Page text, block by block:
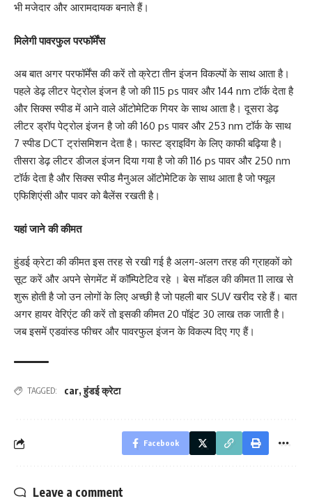
भी मजेदार और आरामदायक बनाते हैं।
मिलेगी पावरफुल परफॉर्मेंस
अब बात अगर परफॉर्मेंस की करें तो क्रेटा तीन इंजन विकल्पों के साथ आता है।
पहले डेढ़ लीटर पेट्रोल इंजन है जो की 115 ps पावर और 144 nm टॉर्क देता है
और सिक्स स्पीड में आने वाले ऑटोमेटिक गियर के साथ आता है। दूसरा डेढ़
लीटर ड्रॉप पेट्रोल इंजन है जो की 160 ps पावर और 253 nm टॉर्क के साथ
7 स्पीड DCT ट्रांसमिशन देता है। फास्ट ड्राइविंग के लिए काफी बढ़िया है।
तीसरा डेढ़ लीटर डीजल इंजन दिया गया है जो की 116 ps पावर और 250 nm
टॉर्क देता है और सिक्स स्पीड मैनुअल ऑटोमेटिक के साथ आता है जो फ्यूल
एफिशिएंसी और पावर को बैलेंस रखती है।
यहां जाने की कीमत
हुंडई क्रेटा की कीमत इस तरह से रखी गई है अलग-अलग तरह की ग्राहकों को
सूट करें और अपने सेगमेंट में कॉम्पिटेटिव रहे । बेस मॉडल की कीमत 11 लाख से
शुरू होती है जो उन लोगों के लिए अच्छी है जो पहली बार SUV खरीद रहे हैं। बात
अगर हायर वेरिएंट की करें तो इसकी कीमत 20 पॉइंट 30 लाख तक जाती है।
जब इसमें एडवांस्ड फीचर और पावरफुल इंजन के विकल्प दिए गए हैं।
TAGGED: car,हुंडई क्रेटा
Facebook
Leave a comment